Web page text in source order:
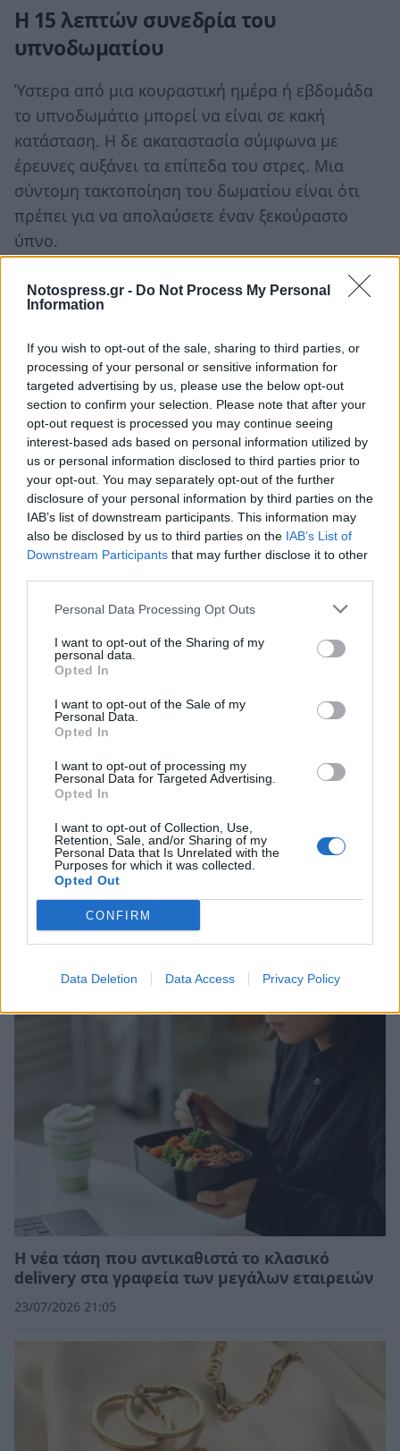
Notospress.gr - Do Not Process My Personal
Information
If you wish to opt-out of the sale, sharing to third parties, or
processing of your personal or sensitive information for
targeted advertising by us, please use the below opt-out
section to confirm your selection. Please note that after your
opt-out request is processed you may continue seeing
interest-based ads based on personal information utilized by
us or personal information disclosed to third parties prior to
your opt-out. You may separately opt-out of the further
disclosure of your personal information by third parties on the
IAB’s list of downstream participants. This information may
also be disclosed by us to third parties on the IAB’s List of
Downstream Participants that may further disclose it to other
Personal Data Processing Opt Outs
I want to opt-out of the Sharing of my
personal data.
Opted In
I want to opt-out of the Sale of my
Personal Data.
Opted In
I want to opt-out of processing my
Personal Data for Targeted Advertising.
Opted In
I want to opt-out of Collection, Use,
Retention, Sale, and/or Sharing of my
Personal Data that Is Unrelated with the
Purposes for which it was collected.
Opted Out
CONFIRM
Data Deletion Data Access Privacy Policy
Η 15 λεπτών συνεδρία του
υπνοδωματίου
Ύστερα από μια κουραστική ημέρα ή εβδομάδα
το υπνοδωμάτιο μπορεί να είναι σε κακή
κατάσταση. Η δε ακαταστασία σύμφωνα με
έρευνες αυξάνει τα επίπεδα του στρες. Μια
σύντομη τακτοποίηση του δωματίου είναι ότι
πρέπει για να απολαύσετε έναν ξεκούραστο
ύπνο.
Δε χρειάζεται κόπο, αλλά τρόπο να διατηρείτε
το σπίτι συμμαζεμένο. Απλούστατα δείχνοντας
Ακολουθήστε τοnotospress.grστο Google News και
μάθετε πρώτοιόλες τις ειδήσεις
TAGS: 15ΛΕΠΤΕΣ ΣΥΝΕΔΡΙΕΣ ΚΑΘΑΡΙΟΤΗΤΑΣ
ΞΕΝΗ ΔΗΜΟΣΙΕΥΣΗ
ΑΤΜΟΚΑΘΑΡΙΣΤΗΣ
ΚΑΘΑΡΙΟΤΗΤΑ
ΚΑΘΑΡΟΤΗΤΑ ΤΟΥ ΣΠΙΤΙΟΥ
ΣΙΔΕΡΩΣΤΡΑ
ΣΠΙΤΙ ΚΟΥΖΙΝΑ ΑΠΛΩΣΤΡΑ
Σχετικά Άρθρα
Πούλησαν τα πάντα για μια νέα ζωή στην
Πελοπόννησο – Η φωτιά έκανε στάχτη το
σπίτι τους (photos)
05/08/2026 22:06
Η νέα τάση που αντικαθιστά το κλασικό
delivery στα γραφεία των μεγάλων εταιρειών
23/07/2026 21:05